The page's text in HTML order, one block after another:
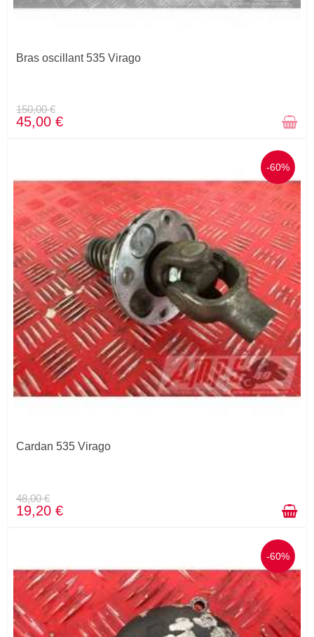
STOCK ÉPUISÉ
Bras oscillant 535 Virago
150,00 €
45,00 €
-60%
Cardan 535 Virago
48,00 €
19,20 €
-60%